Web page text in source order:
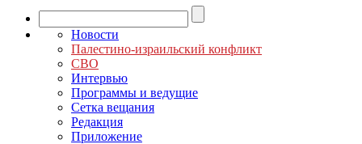
Новости
Палестино-израильский конфликт
СВО
Интервью
Программы и ведущие
Сетка вещания
Редакция
Приложение